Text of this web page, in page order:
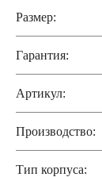
Размер:
Гарантия:
Артикул:
Производство:
Тип корпуса: